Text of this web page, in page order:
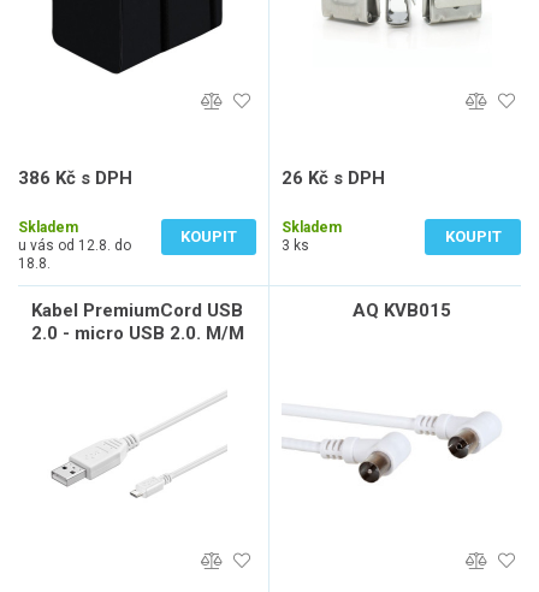
386 Kč s DPH
Skladem
u vás od 12.8. do
18.8.
KOUPIT
26 Kč s DPH
Skladem
3 ks
KOUPIT
Kabel PremiumCord USB
2.0 - micro USB 2.0. M/M
AQ KVB015